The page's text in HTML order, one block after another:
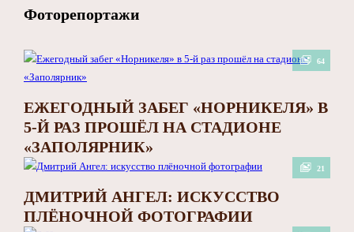
Фоторепортажи
64
ЕЖЕГОДНЫЙ ЗАБЕГ «НОРНИКЕЛЯ» В
5-Й РАЗ ПРОШЁЛ НА СТАДИОНЕ
«ЗАПОЛЯРНИК»
21
ДМИТРИЙ АНГЕЛ: ИСКУССТВО
ПЛЁНОЧНОЙ ФОТОГРАФИИ